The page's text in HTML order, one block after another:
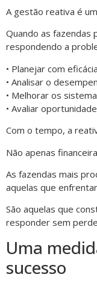
A gestão reativa é
Quando as fazendas
respondendo a
• Planejar com eficácia
• Analisar o
• Melhorar os
• Avaliar
Com o tempo, a
Não apenas
As fazendas mais
aquelas que
São aquelas que
responder sem
Uma
sucesso